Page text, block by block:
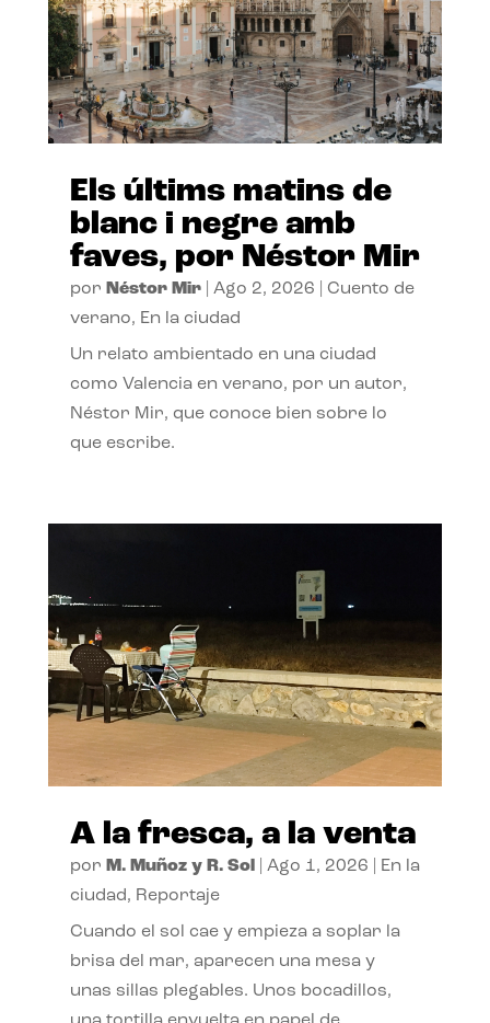
Els últims matins de
blanc i negre amb
faves, por Néstor Mir
por Néstor Mir| Ago 2, 2026
Cuento de
verano, En la ciudad
Un relato ambientado en una ciudad
como Valencia en verano, por un autor,
Néstor Mir, que conoce bien sobre lo
que escribe.
A la fresca, a la venta
por M. Muñoz y R. Sol| Ago 1, 2026
En la
ciudad, Reportaje
Cuando el sol cae y empieza a soplar la
brisa del mar, aparecen una mesa y
unas sillas plegables. Unos bocadillos,